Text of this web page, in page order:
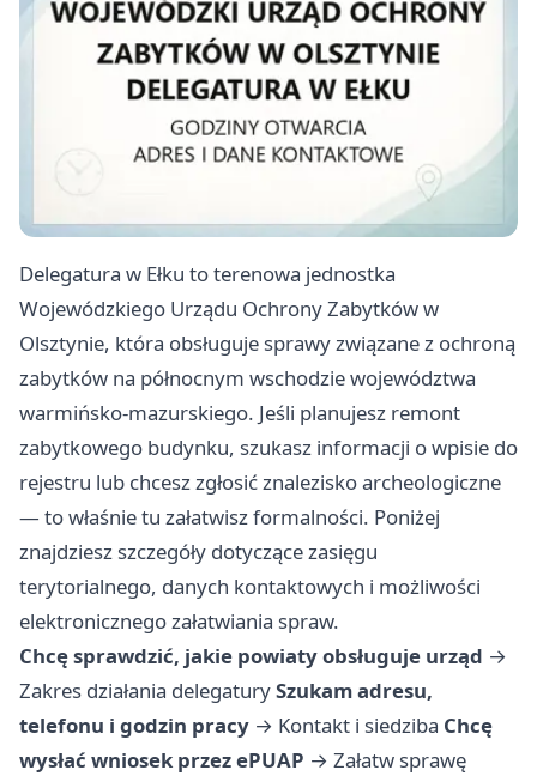
Delegatura w Ełku to terenowa jednostka
Wojewódzkiego Urządu Ochrony Zabytków w
Olsztynie, która obsługuje sprawy związane z ochroną
zabytków na północnym wschodzie województwa
warmińsko-mazurskiego. Jeśli planujesz remont
zabytkowego budynku, szukasz informacji o wpisie do
rejestru lub chcesz zgłosić znalezisko archeologiczne
— to właśnie tu załatwisz formalności. Poniżej
znajdziesz szczegóły dotyczące zasięgu
terytorialnego, danych kontaktowych i możliwości
elektronicznego załatwiania spraw.
Chcę sprawdzić, jakie powiaty obsługuje urząd →
Zakres działania delegaturySzukam adresu,
telefonu i godzin pracy → Kontakt i siedziba Chcę
wysłać wniosek przez ePUAP → Załatw sprawę